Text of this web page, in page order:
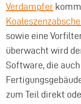
Verdampfer
sowie eine
überwacht wird
Software, die
zum Teil direkt